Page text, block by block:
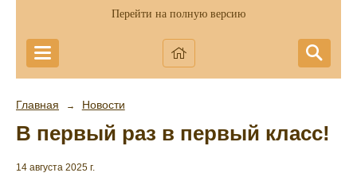
Перейти на полную версию
Главная → Новости
В первый раз в первый класс!
14 августа 2025 г.